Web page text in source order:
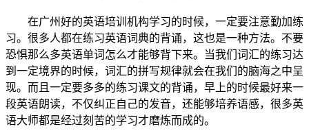
在广州好的英语培训机构学习的时候，一定要注意勤加练
习。很多人都在练习英语词典的背诵，这也是一种方法。不要
恐惧那么多英语单词怎么才能够背下来。当我们词汇的练习达
到一定境界的时候，词汇的拼写规律就会在我们的脑海之中呈
现。而且一定要多多的练习课文的背诵，早上的时候最好来一
段英语朗读，不仅纠正自己的发音，还能够培养语感，很多英
语大师都是经过刻苦的学习才磨炼而成的。